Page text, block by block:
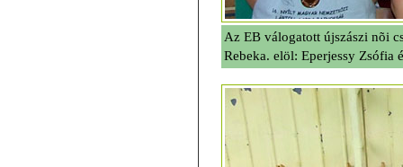
Az EB válogatott újszászi nõi
Rebeka. elöl: Eperjessy Zsófia